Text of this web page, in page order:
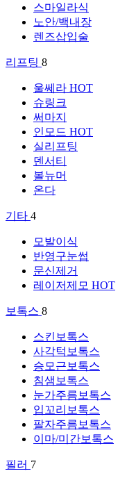
스마일라식
노안/백내장
렌즈삽입술
리프팅 8
울쎄라 HOT
슈링크
써마지
인모드 HOT
실리프팅
덴서티
볼뉴머
온다
기타 4
모발이식
반영구눈썹
문신제거
레이저제모 HOT
보톡스 8
스킨보톡스
사각턱보톡스
승모근보톡스
침샘보톡스
눈가주름보톡스
입꼬리보톡스
팔자주름보톡스
이마/미간보톡스
필러 7